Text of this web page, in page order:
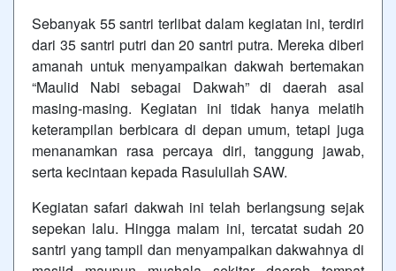
Sebanyak 55 santri terlibat dalam kegiatan ini, terdiri
dari 35 santri putri dan 20 santri putra. Mereka diberi
amanah untuk menyampaikan dakwah bertemakan
“Maulid Nabi sebagai Dakwah” di daerah asal
masing-masing. Kegiatan ini tidak hanya melatih
keterampilan berbicara di depan umum, tetapi juga
menanamkan rasa percaya diri, tanggung jawab,
serta kecintaan kepada Rasulullah SAW.
Kegiatan safari dakwah ini telah berlangsung sejak
sepekan lalu. Hingga malam ini, tercatat sudah 20
santri yang tampil dan menyampaikan dakwahnya di